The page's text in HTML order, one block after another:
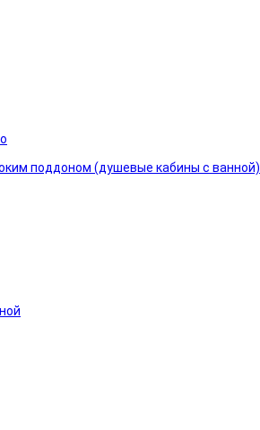
поддоном (душевые кабины с ванной)